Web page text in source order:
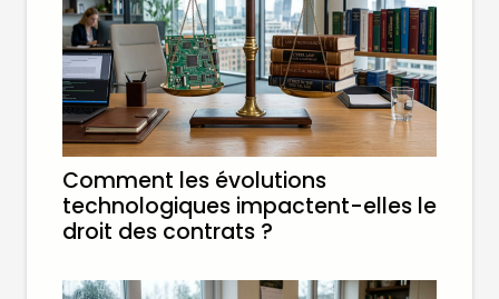
Comment les évolutions
technologiques impactent-elles le
droit des contrats ?